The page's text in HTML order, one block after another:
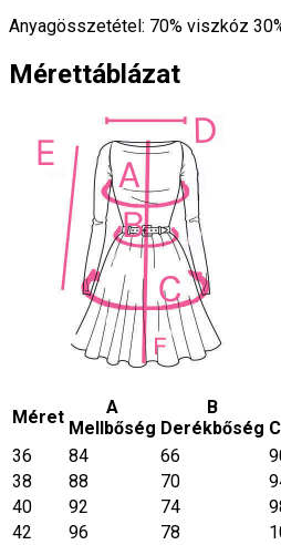
Anyagösszetétel: 70% viszkóz
Mérettáblázat
Méret
A
Mellbőség
B
Derékbőség
36
84 66
38
88 70
40
92 74
42
96 78